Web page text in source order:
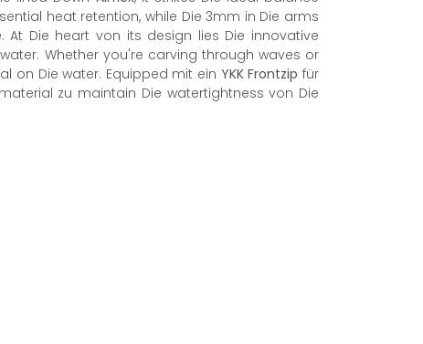
heat retention, while Die 3mm in Die arms
At Die heart von its design lies Die innovative
Whether you're carving through waves or
on Die water. Equipped mit ein YKK Frontzip für
zu maintain Die watertightness von Die